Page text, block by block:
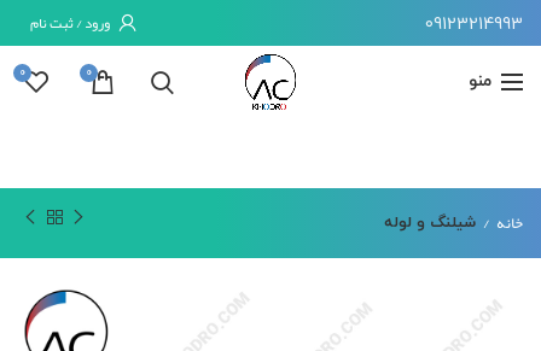
09123214993 ورود / ثبت نام
منو 0
0
خانه شیلنگ و لوله